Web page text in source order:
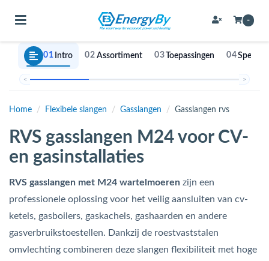
(Bevestigingsmateriaal / schroeven)
(Expansievaten)
(Fittingen)
(Flexibele slangen)
(Gereedschap)
Toggle navigation -
01 Intro 02 Assortiment 03 Toepassingen 04
< >
Home / Flexibele slangen / Gasslangen / Gasslangen rvs
RVS gasslangen M24 voor CV-
en gasinstallaties
RVS gasslangen met M24 wartelmoeren zijn een
professionele oplossing voor het veilig aansluiten van cv-
ketels, gasboilers, gaskachels, gashaarden en andere
gasverbruikstoestellen. Dankzij de roestvaststalen
omvlechting combineren deze slangen flexibiliteit met hoge